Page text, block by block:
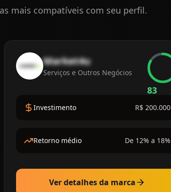
mais compatíveis com seu perfil.
Market4u
Serviços e Outros Negócios
83
Investimento R$ 200.000
Retorno médio De 12% a 18%
Ver detalhes da marca